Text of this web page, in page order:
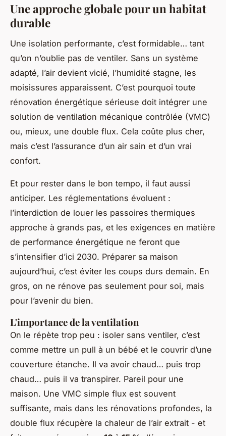
Une approche globale pour un habitat
durable
Une isolation performante, c’est formidable… tant
qu’on n’oublie pas de ventiler. Sans un système
adapté, l’air devient vicié, l’humidité stagne, les
moisissures apparaissent. C’est pourquoi toute
rénovation énergétique sérieuse doit intégrer une
solution de ventilation mécanique contrôlée (VMC)
ou, mieux, une double flux. Cela coûte plus cher,
mais c’est l’assurance d’un air sain et d’un vrai
confort.
Et pour rester dans le bon tempo, il faut aussi
anticiper. Les réglementations évoluent :
l’interdiction de louer les passoires thermiques
approche à grands pas, et les exigences en matière
de performance énergétique ne feront que
s’intensifier d’ici 2030. Préparer sa maison
aujourd’hui, c’est éviter les coups durs demain. En
gros, on ne rénove pas seulement pour soi, mais
pour l’avenir du bien.
L'importance de la ventilation
On le répète trop peu : isoler sans ventiler, c’est
comme mettre un pull à un bébé et le couvrir d’une
couverture étanche. Il va avoir chaud… puis trop
chaud… puis il va transpirer. Pareil pour une
maison. Une VMC simple flux est souvent
suffisante, mais dans les rénovations profondes, la
double flux récupère la chaleur de l’air extrait - et